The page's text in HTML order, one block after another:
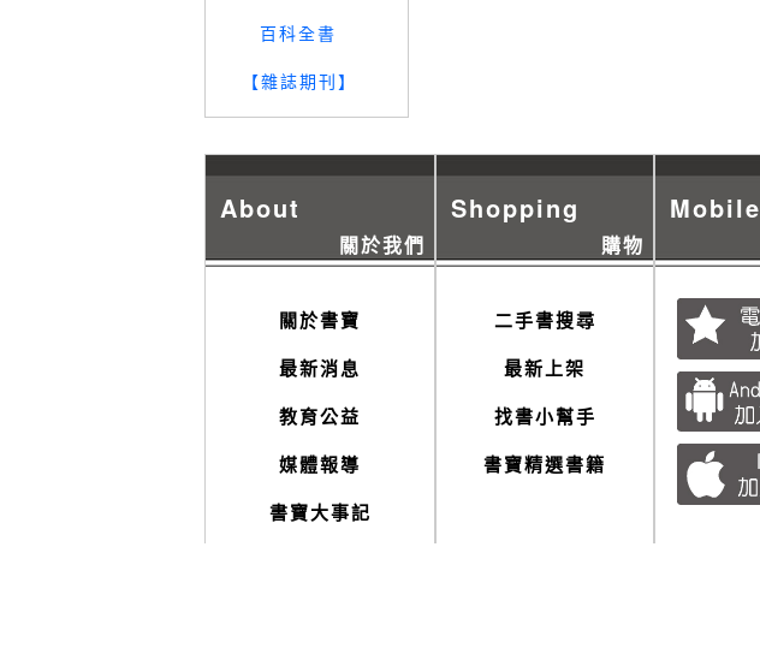
百科全書
【雜誌期刊】
About
關於我們
關於書寶
最新消息
教育公益
媒體報導
書寶大事記
Shopping
購物
二手書搜尋
最新上架
找書小幫手
書寶精選書籍
Mobile